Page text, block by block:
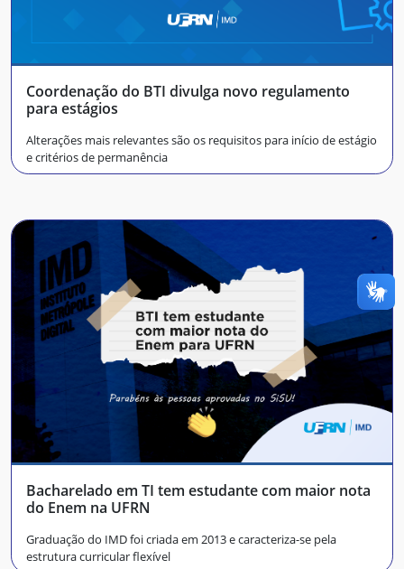
Coordenação do BTI divulga novo regulamento
para estágios
Alterações mais relevantes são os requisitos para início de estágio
e critérios de permanência
Bacharelado em TI tem estudante com maior nota
do Enem na UFRN
Graduação do IMD foi criada em 2013 e caracteriza-se pela
estrutura curricular flexível